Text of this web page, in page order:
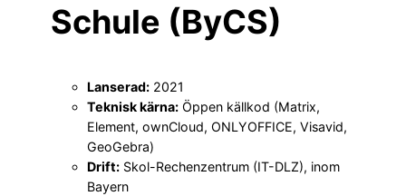
Schule (ByCS)
Lanserad: 2021
Teknisk kärna: Öppen källkod (Matrix,
Element, ownCloud, ONLYOFFICE, Visavid,
GeoGebra)
Drift: Skol-Rechenzentrum (IT-DLZ), inom
Bayern